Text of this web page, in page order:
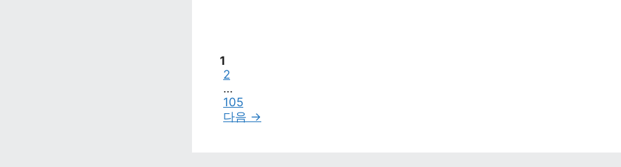
페이지
1
페이지
2
…
페이지
105
다음 →